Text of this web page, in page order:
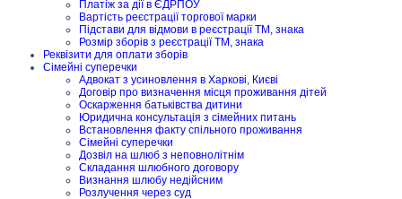
Платіж за дії в ЄДРПОУ
Вартість реєстрації торгової марки
Підстави для відмови в реєстрації ТМ, знака
Розмір зборів з реєстрації ТМ, знака
Реквізити для оплати зборів
Сімейні суперечки
Адвокат з усиновлення в Харкові, Києві
Договір про визначення місця проживання дітей
Оскарження батьківства дитини
Юридична консультація з сімейних питань
Встановлення факту спільного проживання
Сімейні суперечки
Дозвіл на шлюб з неповнолітнім
Складання шлюбного договору
Визнання шлюбу недійсним
Розлучення через суд